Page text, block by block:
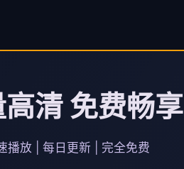
清 免费畅享
播放 | 每日更新 | 完全免费